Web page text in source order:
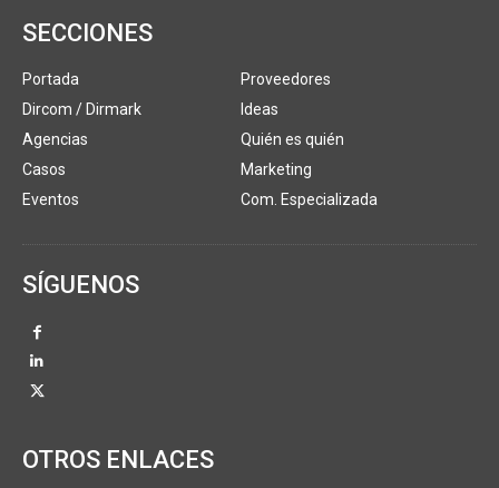
SECCIONES
Portada
Dircom / Dirmark
Agencias
Casos
Eventos
Proveedores
Ideas
Quién es quién
Marketing
Com. Especializada
SÍGUENOS
OTROS ENLACES